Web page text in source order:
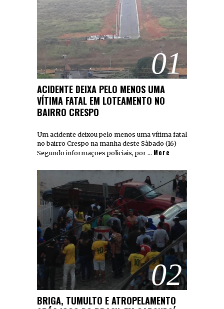
01
ACIDENTE DEIXA PELO MENOS UMA
VÍTIMA FATAL EM LOTEAMENTO NO
BAIRRO CRESPO
Um acidente deixou pelo menos uma vítima fatal
no bairro Crespo na manha deste Sàbado (16)
Segundo informações policiais, por … More
02
BRIGA, TUMULTO E ATROPELAMENTO